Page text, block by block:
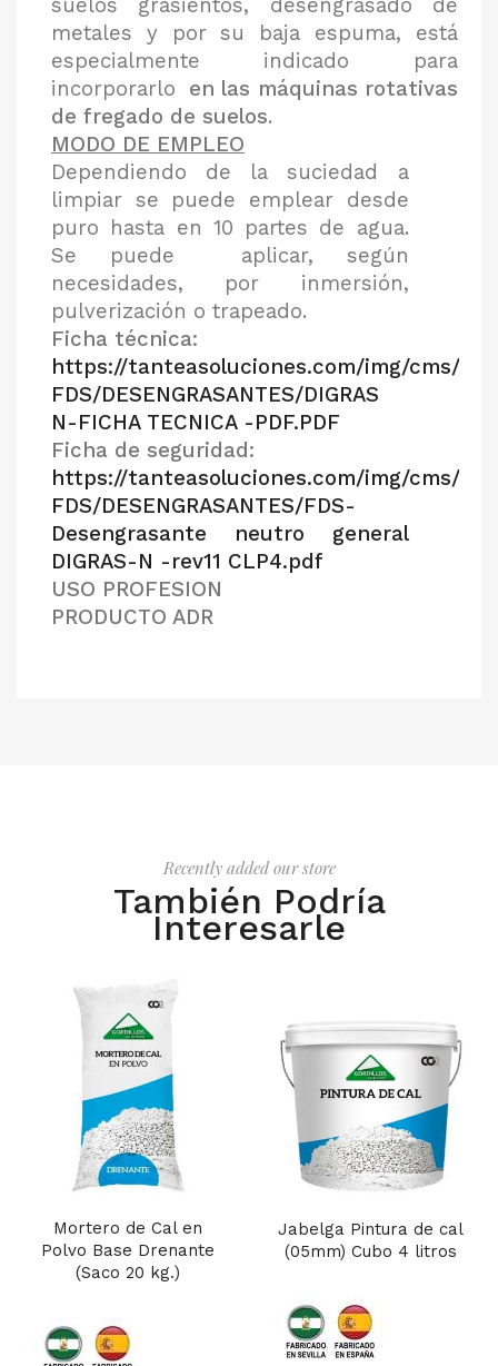
suelos grasientos, desengrasado de
metales y por su baja espuma, está
especialmente indicado para
incorporarlo en las máquinas rotativas
de fregado de suelos.
MODO DE EMPLEO
Dependiendo de la suciedad a
limpiar se puede emplear desde
puro hasta en 10 partes de agua.
Se puede aplicar, según
necesidades, por inmersión,
pulverización o trapeado.
Ficha técnica:
https://tanteasoluciones.com/img/cms/FT-
FDS/DESENGRASANTES/DIGRAS
N-FICHA TECNICA -PDF.PDF
Ficha de seguridad:
https://tanteasoluciones.com/img/cms/FT-
FDS/DESENGRASANTES/FDS-
Desengrasante neutro general
DIGRAS-N -rev11 CLP4.pdf
USO PROFESION
PRODUCTO ADR
Recently added our store
También Podría
Interesarle
Mortero de Cal en
Polvo Base Drenante
(Saco 20 kg.)
Jabelga Pintura de cal
(05mm) Cubo 4 litros